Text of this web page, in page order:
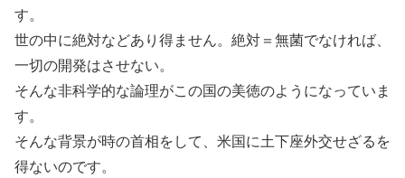
す。
世の中に絶対などあり得ません。絶対＝無菌でなければ、
一切の開発はさせない。
そんな非科学的な論理がこの国の美徳のようになっていま
す。
そんな背景が時の首相をして、米国に土下座外交せざるを
得ないのです。